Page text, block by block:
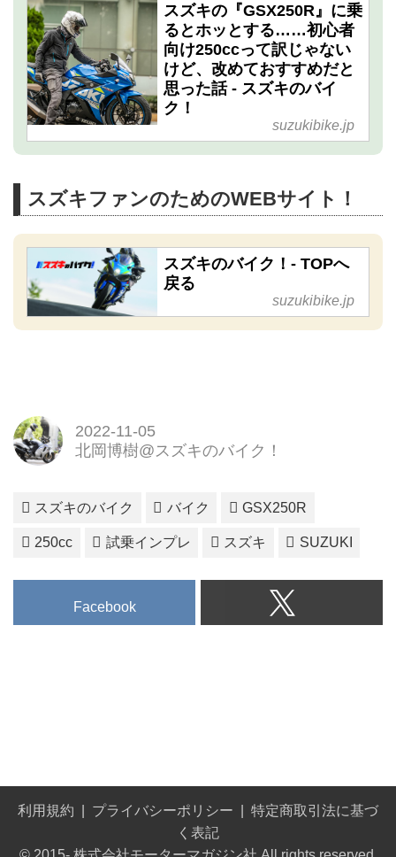
スズキの『GSX250R』に乗
るとホッとする……初心者
向け250ccって訳じゃない
けど、改めておすすめだと
思った話 - スズキのバイ
ク！
suzukibike.jp
スズキファンのためのWEBサイト！
スズキのバイク！- TOPへ
戻る
suzukibike.jp
2022-11-05
北岡博樹@スズキのバイク！
スズキのバイク バイク GSX250R
250cc 試乗インプレ スズキ SUZUKI
Facebook
利用規約 プライバシーポリシー
特定商取引法に基づ
く表記